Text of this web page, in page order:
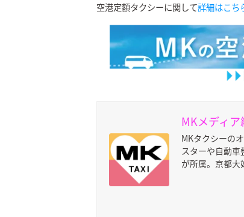
空港定額タクシーに関して詳細はこち
MKメディア
MKタクシーの
スターや自動
が所属。京都大